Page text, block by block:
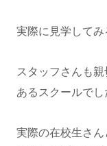
実際に見学してみ
スタッフさんも
あるスクールでし
実際の在校生さ